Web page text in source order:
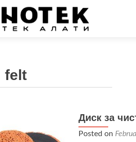
felt
Диск за
Posted on